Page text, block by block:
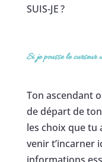
SUIS-JE ?
Si je pousse le
Ton ascendant
de départ de
les choix que tu
venir t’incarner